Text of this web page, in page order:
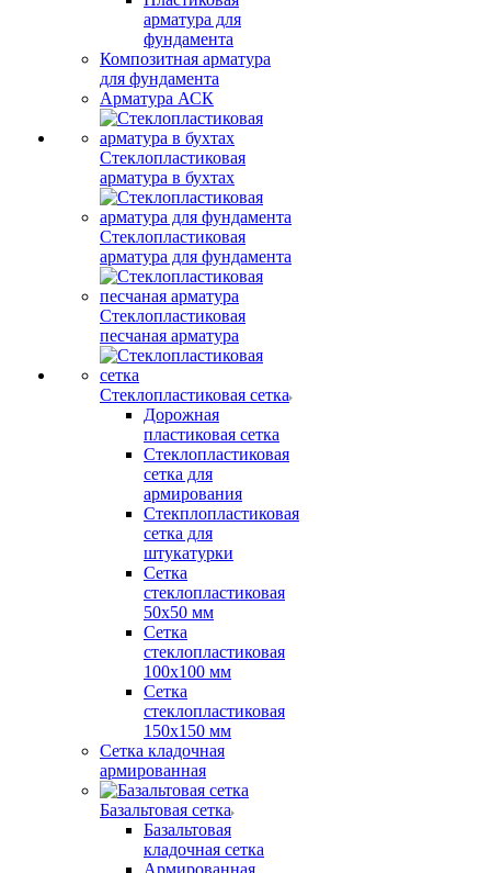
арматура для
фундамента
Композитная арматура
для фундамента
Арматура АСК
Стеклопластиковая
арматура в бухтах
Стеклопластиковая
арматура для фундамента
Стеклопластиковая
песчаная арматура
Стеклопластиковая сетка
Дорожная
пластиковая сетка
Стеклопластиковая
сетка для
армирования
Стекплопластиковая
сетка для
штукатурки
Сетка
стеклопластиковая
50x50 мм
Сетка
стеклопластиковая
100x100 мм
Сетка
стеклопластиковая
150x150 мм
Сетка кладочная
армированная
Базальтовая сетка
Базальтовая
кладочная сетка
Армированная